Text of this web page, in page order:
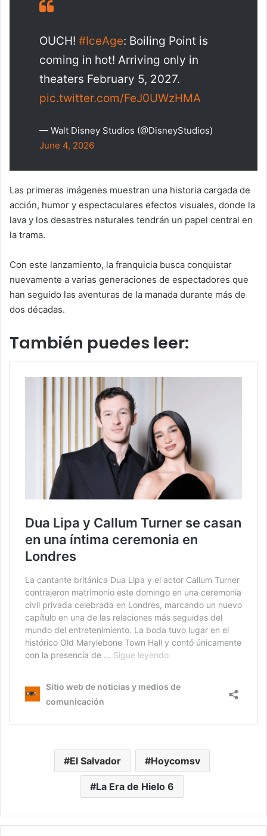
OUCH! #IceAge: Boiling Point is
coming in hot! Arriving only in
theaters February 5, 2027.
pic.twitter.com/FeJ0UWzHMA
— Walt Disney Studios (@DisneyStudios)
June 4, 2026
Las primeras imágenes muestran una historia cargada de
acción, humor y espectaculares efectos visuales, donde la
lava y los desastres naturales tendrán un papel central en
la trama.
Con este lanzamiento, la franquicia busca conquistar
nuevamente a varias generaciones de espectadores que
han seguido las aventuras de la manada durante más de
dos décadas.
También puedes leer:
El Salvador Hoycomsv
La Era de Hielo 6